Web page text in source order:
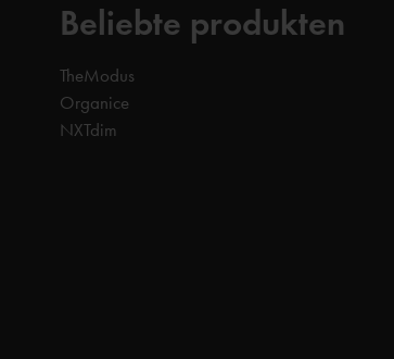
Beliebte produkten
TheModus
Organice
NXTdim